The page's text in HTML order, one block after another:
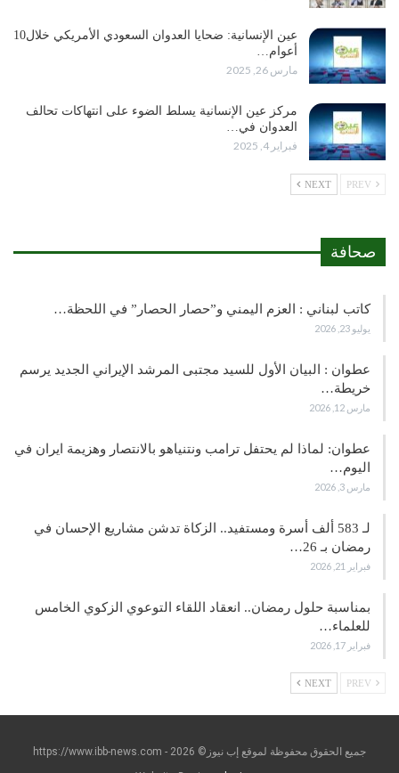
عين الإنسانية: ضحايا العدوان السعودي الأمريكي خلال10
أعوام…
مارس 26, 2025
مركز عين الإنسانية يسلط الضوء على انتهاكات تحالف
العدوان في…
فبراير 4, 2025
NEXT
صحافة
كاتب لبناني : العزم اليمني و”حصار الحصار” في اللحظة…
يوليو 23, 2026
عطوان : البيان الأول للسيد مجتبى المرشد الإيراني الجديد يرسم
خريطة…
مارس 12, 2026
عطوان: لماذا لم يحتفل ترامب ونتنياهو بالانتصار وهزيمة ايران في
اليوم…
مارس 3, 2026
لـ 583 ألف أسرة ومستفيد.. الزكاة تدشن مشاريع الإحسان في
رمضان بـ 26…
فبراير 21, 2026
بمناسبة حلول رمضان.. انعقاد اللقاء التوعوي الزكوي الخامس
للعلماء…
فبراير 17, 2026
NEXT
جميع الحقوق محفوظة لموقع إب نيوز© https://www.ibb-news.com - 2026